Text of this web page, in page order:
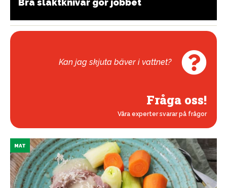
Kan jag skjuta bäver i vattnet?
Fråga oss!
Våra experter svarar på frågor
MAT